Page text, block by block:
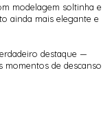
modelagem soltinha e
ainda mais elegante e
destaque —
de descanso